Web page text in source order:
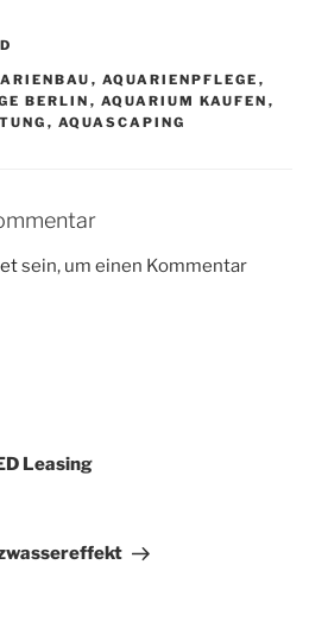
, AQUARIENPFLEGE ,
BERLIN , AQUARIUM KAUFEN ,
, AQUASCAPING
sein, um einen Kommentar
Leasing